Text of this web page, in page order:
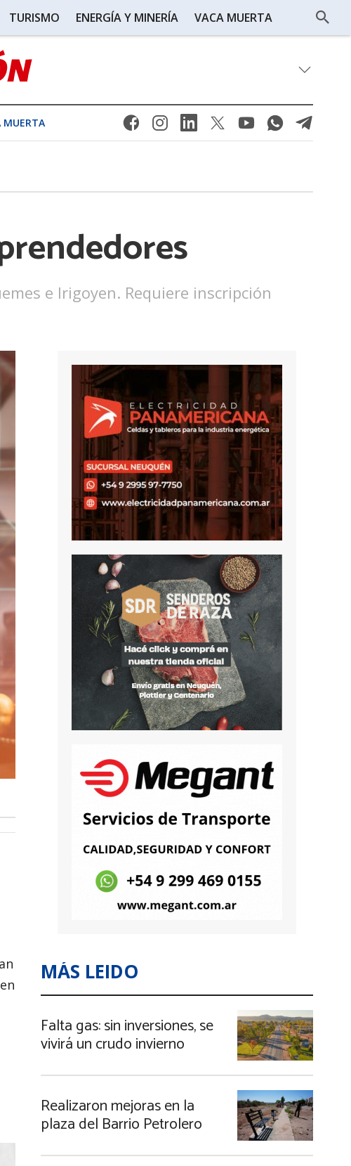
TURISMO ENERGÍA Y MINERÍA VACA MUERTA
MUERTA
e Irigoyen. Requiere inscripción
MÁS LEIDO
Falta gas: sin inversiones, se
vivirá un crudo invierno
Realizaron mejoras en la
plaza del Barrio Petrolero